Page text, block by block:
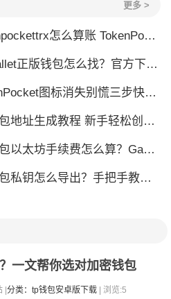
更多 >
怎么算账 TokenPocket TRX钱包账单怎么算？查账全攻略
正版钱包怎么找？官方下载渠道全解析
图标消失别慌三步快速找回你的钱包
地址生成教程 新手轻松创建钱包
太坊手续费怎么算？Gas 费省钱全攻略
钥怎么导出？手把手教你安全备份助记词
一文帮你选对加密钱包
分类：tp钱包安卓版下载 | 浏览:5